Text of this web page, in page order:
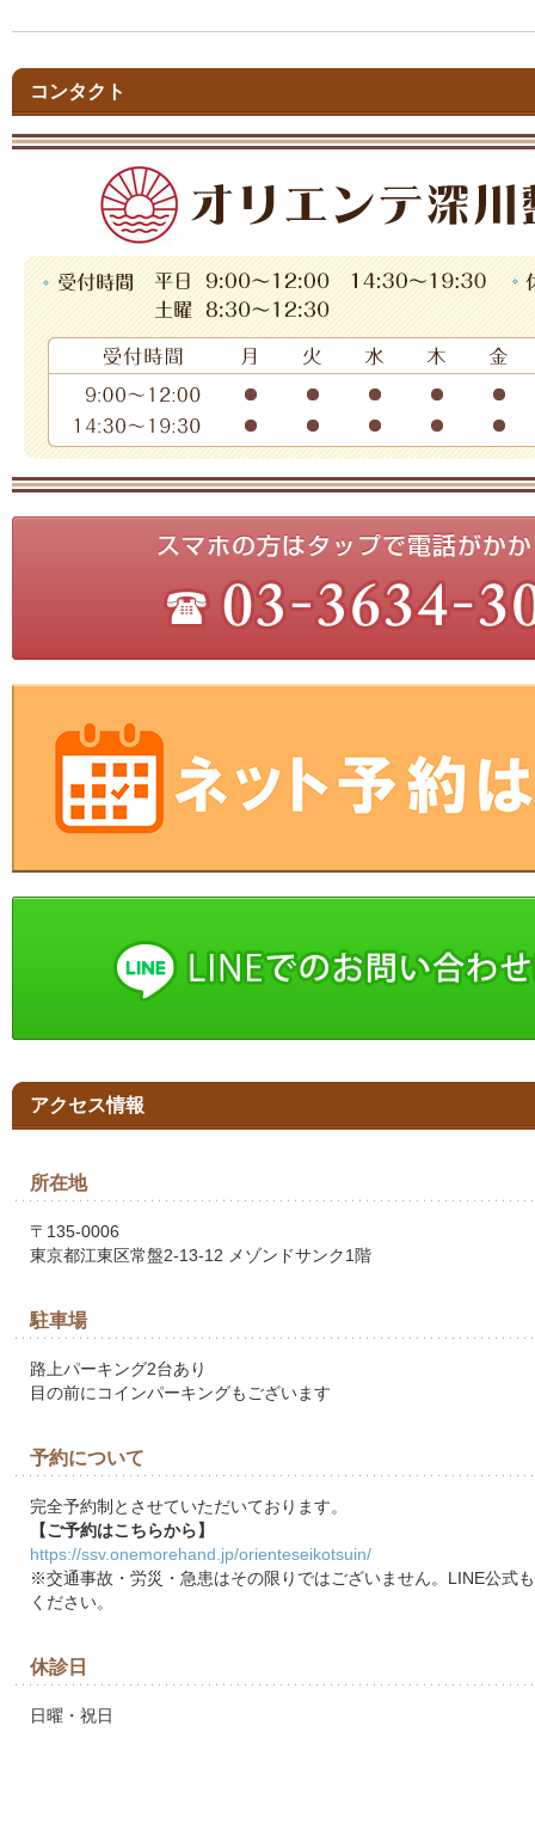
コンタクト
アクセス情報
所在地
〒135-0006
東京都江東区常盤2-13-12 メゾンドサンク1階
駐車場
路上パーキング2台あり
目の前にコインパーキングもございます
予約について
完全予約制とさせていただいております。
【ご予約はこちらから】
https://ssv.onemorehand.jp/orienteseikotsuin/
※交通事故・労災・急患はその限りではございません。LINE公式
ください。
休診日
日曜・祝日